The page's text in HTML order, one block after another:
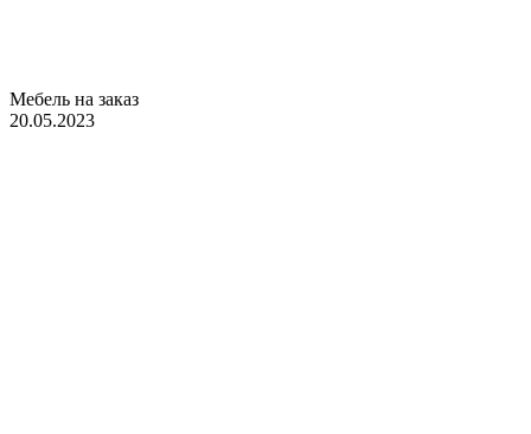
Мебель на заказ
20.05.2023